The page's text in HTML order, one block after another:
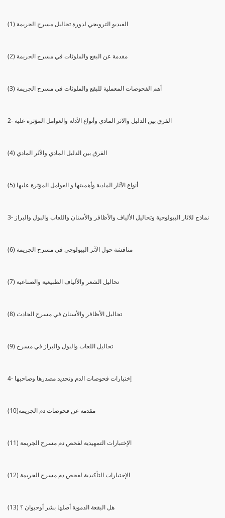
(1) الفيديو الترويجي لدورة تحاليل مسرح الجريمة
(2) مقدمة عن البقع والملوثات في مسرح الجريمة
(3) أهم الفحوصات المعملية للبقع والملوثات في مسرح الجريمة
2- الفرق بين الدليل والاثر المادي وأنواع الأدلة والعوامل المؤثرة عليه
(4) الفرق بين الدليل المادي والآثر المادي
(5) أنواع الآثار المادية وأهميتها و العوامل المؤثرة عليها
3- نماذج للاثار البيولوجية وتحاليل الألياف والأظافر والأسنان واللعاب والبول والبراز
(6) مناقشة حول الآثر البيولوجي في مسرح الجريمة
(7) تحاليل الشعر والألياف الطبيعية والصناعية
(8) تحاليل الأظافر والأسنان في مسرح الحادث
(9) تحاليل اللعاب والبول والبراز في مسرح
4- إختبارات فحوصات الدم وتحديد مصدرها وصاحبها
(10)مقدمة عن فحوصات دم الجريمة
(11) الإختبارات التمهيدية لفحص دم مسرح الجريمة
(12) الإختبارات التأكيدية لفحص دم مسرح الجريمة
(13) هل البقعة الدموية أصلها بشر أوحيوان ؟